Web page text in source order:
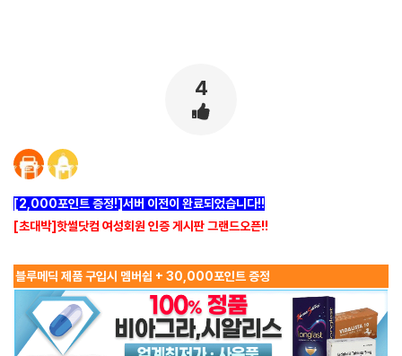
4
[2,000포인트 증정!]서버 이전이 완료되었습니다!!
[초대박]핫썰닷컴 여성회원 인증 게시판 그랜드오픈!!
블루메딕 제품 구입시 멤버쉽 + 30,000포인트 증정